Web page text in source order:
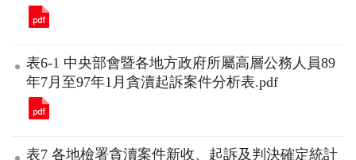
表6-1 中央部會暨各地方政府所屬高層公務人員89
年7月至97年1月貪瀆起訴案件分析表.pdf
表7 各地檢署貪瀆案件新收、起訴及判決確定統計